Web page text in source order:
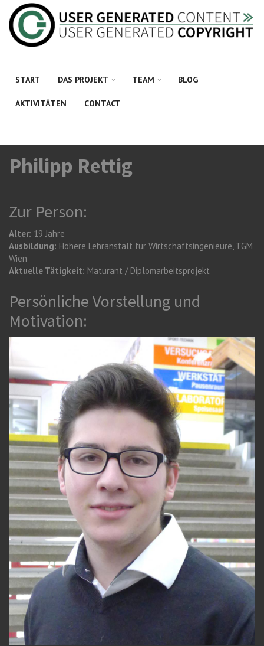
Direkt zum Inhalt
START DAS PROJEKT TEAM BLOG
AKTIVITÄTEN CONTACT
Philipp Rettig
Zur Person:
Alter: 19 Jahre
Ausbildung: Höhere Lehranstalt für Wirtschaftsingenieure, TGM
Wien
Aktuelle Tätigkeit: Maturant / Diplomarbeitsprojekt
Persönliche Vorstellung und
Motivation: